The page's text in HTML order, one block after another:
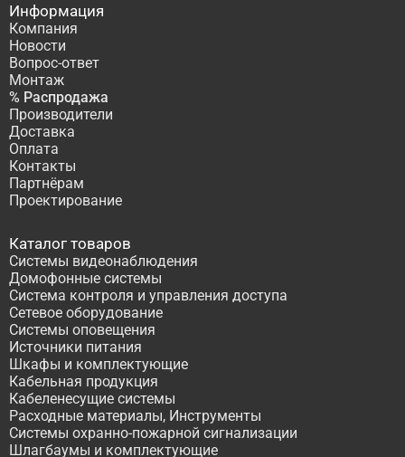
Информация
Компания
Новости
Вопрос-ответ
Монтаж
% Распродажа
Производители
Доставка
Оплата
Контакты
Партнёрам
Проектирование
Каталог товаров
Системы видеонаблюдения
Домофонные системы
Система контроля и управления доступа
Сетевое оборудование
Системы оповещения
Источники питания
Шкафы и комплектующие
Кабельная продукция
Кабеленесущие системы
Расходные материалы, Инструменты
Системы охранно-пожарной сигнализации
Шлагбаумы и комплектующие